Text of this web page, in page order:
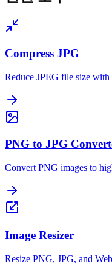
Compress JPG
Reduce JPEG file size with
PNG to JPG
Convert PNG images to
Image Resizer
Resize PNG, JPG, and